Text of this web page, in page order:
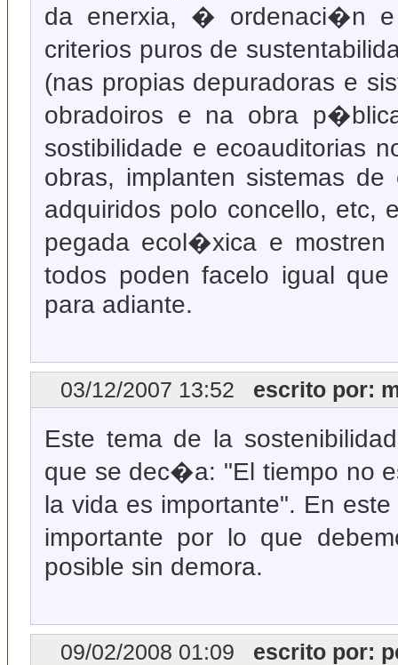
da enerxia, � ordenaci�n
criterios puros de
(nas propias depuradoras e
obradoiros e na obra
sostibilidade e ecoauditorias
obras, implanten sistemas
adquiridos polo concello,
pegada ecol�xica e
todos poden facelo igual
para adiante.
03/12/2007 13:52 escrito por:
Este tema de la
que se dec�a: "El tiempo no
la vida es importante". En
importante por lo que
posible sin demora.
09/02/2008 01:09 escrito por: